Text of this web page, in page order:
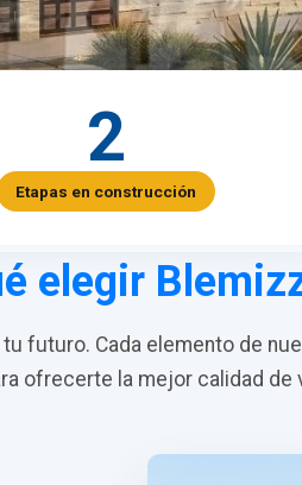
2
Etapas en construcción
elegir
futuro. Cada elemento de
ofrecerte la mejor calidad de